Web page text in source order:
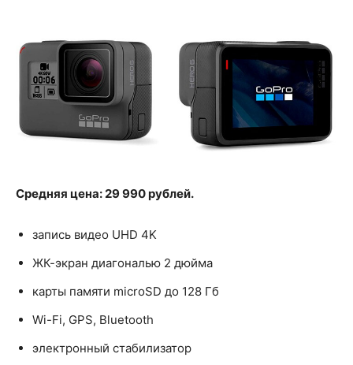
Средняя цена: 29 990 рублей.
запись видео UHD 4K
ЖК-экран диагональю 2 дюйма
карты памяти microSD до 128 Гб
Wi-Fi, GPS, Bluetooth
электронный стабилизатор